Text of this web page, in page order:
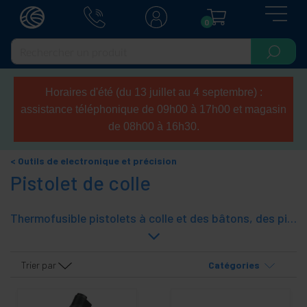
0
Horaires d'été (du 13 juillet au 4 septembre) :
assistance téléphonique de 09h00 à 17h00 et magasin
de 08h00 à 16h30.
Outils de electronique et précision
Pistolet de colle
Thermofusible pistolets à colle et des bâtons, des pièces. Il est canons qui fondent la queue transparent. Idéal pour la fixation de pièces et de composants électroniques.
Trier par Catégories